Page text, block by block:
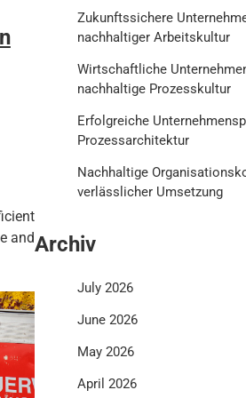
and
Zukunftssichere
nachhaltiger Arbeitskultur
Wirtschaftliche
nachhaltige Prozesskultur
Erfolgreiche
Prozessarchitektur
Nachhaltige
verlässlicher Umsetzung
Archiv
July 2026
June 2026
May 2026
April 2026